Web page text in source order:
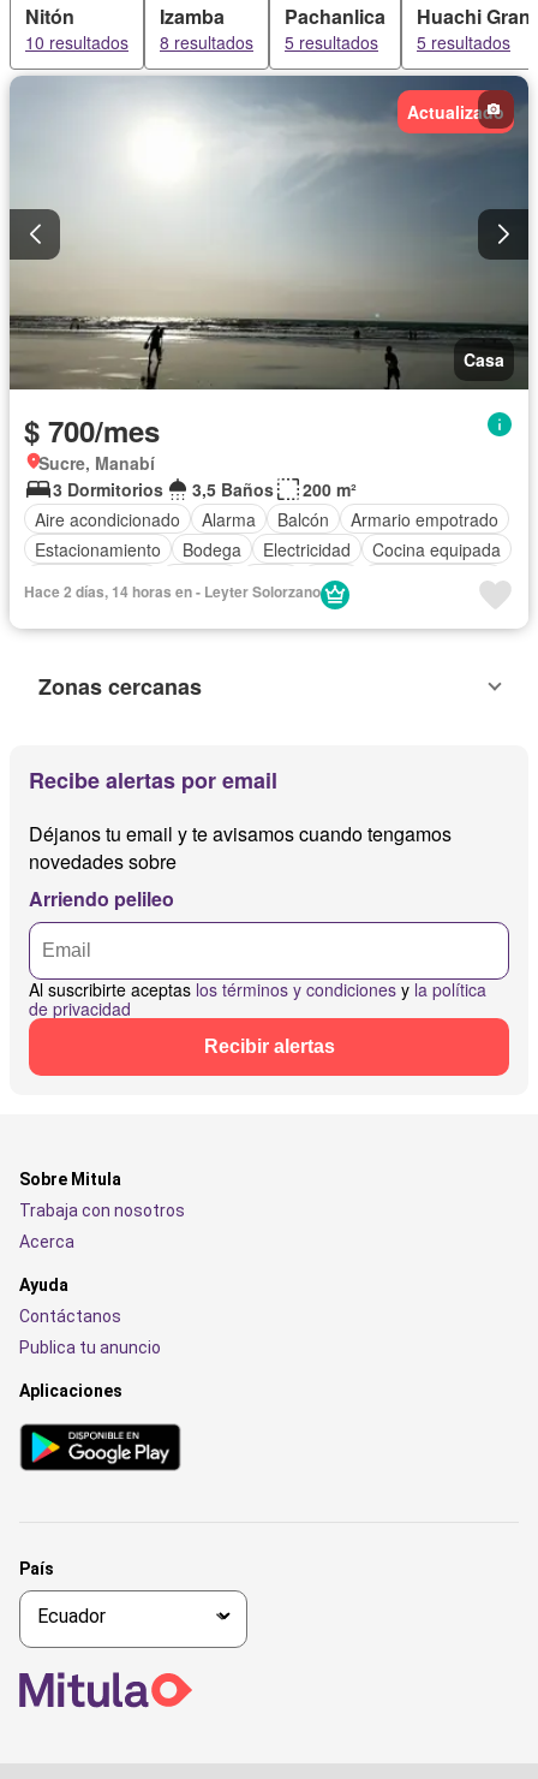
Nitón
10 resultados
Izamba
8 resultados
Pachanlica
5 resultados
Huachi
5 resultados
Actualizado
Casa
$ 700/mes
Sucre, Manabí
3 Dormitorios
3,5 Baños
200 m²
Aire acondicionado
Alarma Balcón
Armario empotrado
Estacionamiento
Bodega Electricidad
Cocina equipada
Patio
Área para niños
Seguridad Completamente amoblado
Hace 2 días, 14 horas en - Leyter Solorzano
Zonas cercanas
Recibe alertas por email
Déjanos tu email y te avisamos cuando tengamos
novedades sobre
Arriendo pelileo
Al suscribirte aceptas los términos y condiciones y la política
de privacidad
Recibir alertas
Sobre Mitula
Trabaja con nosotros
Acerca
Ayuda
Contáctanos
Publica tu anuncio
Aplicaciones
País